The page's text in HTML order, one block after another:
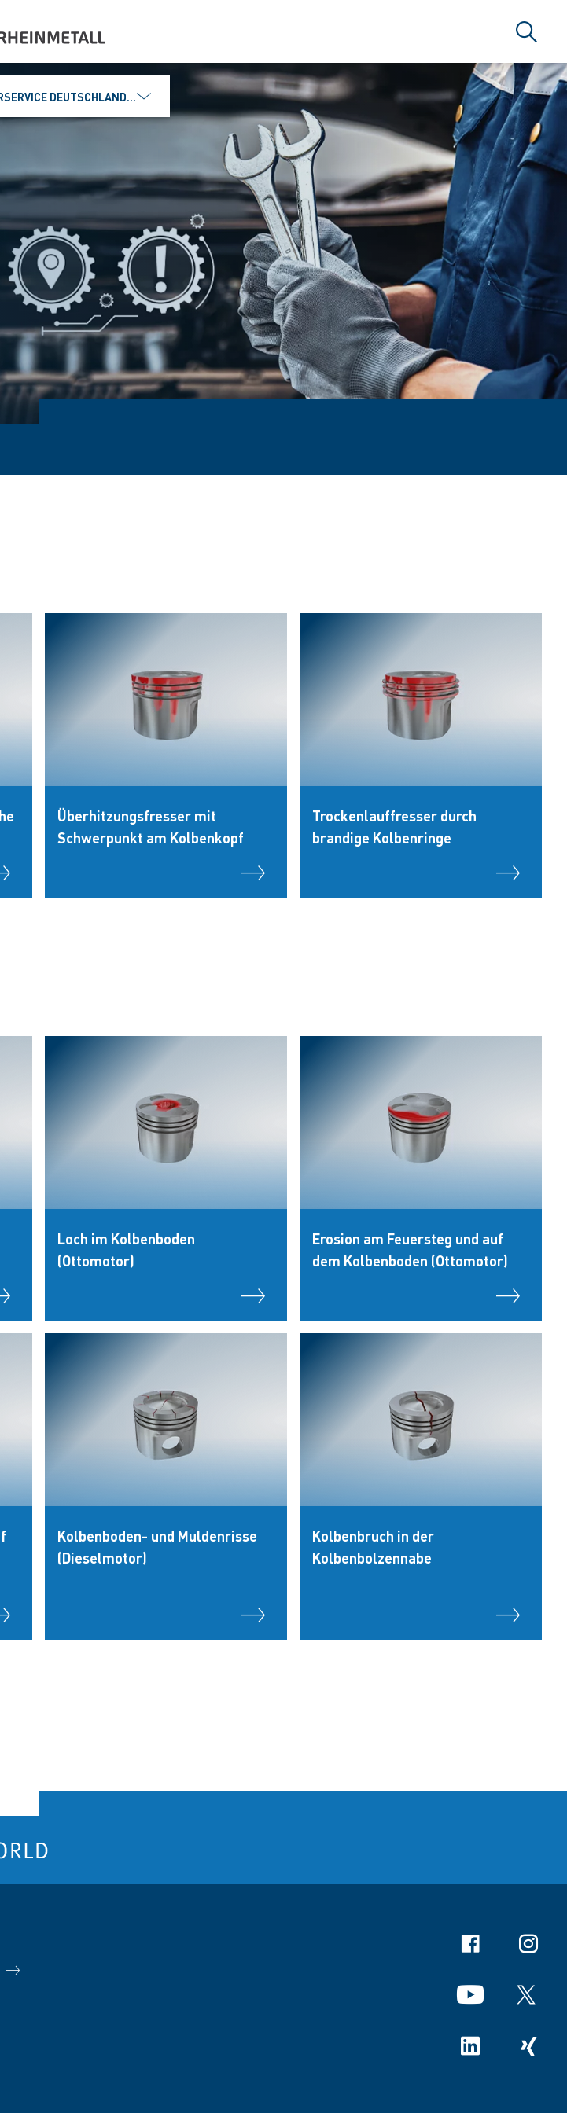
Suche
DEUTSCHLAND GMBH
Überhitzungsfresser mit
Schwerpunkt am Kolbenkopf
Trockenlauffresser durch
brandige Kolbenringe
Loch im Kolbenboden
(Ottomotor)
Erosion am Feuersteg und auf
dem Kolbenboden (Ottomotor)
Kolbenboden- und Muldenrisse
(Dieselmotor)
Kolbenbruch in der
Kolbenbolzennabe
Facebook
YouTube X
Linkedin Xing